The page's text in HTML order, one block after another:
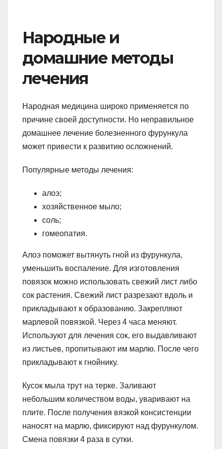
Народные и
домашние методы
лечения
Народная медицина широко применяется по
причине своей доступности. Но неправильное
домашнее лечение болезненного фурункула
может привести к развитию осложнений.
Популярные методы лечения:
алоэ;
хозяйственное мыло;
соль;
гомеопатия.
Алоэ поможет вытянуть гной из фурункула,
уменьшить воспаление. Для изготовления
повязок можно использовать свежий лист либо
сок растения. Свежий лист разрезают вдоль и
прикладывают к образованию. Закрепляют
марлевой повязкой. Через 4 часа меняют.
Используют для лечения сок, его выдавливают
из листьев, пропитывают им марлю. После чего
прикладывают к гнойнику.
Кусок мыла трут на терке. Заливают
небольшим количеством воды, уваривают на
плите. После получения вязкой консистенции
наносят на марлю, фиксируют над фурункулом.
Смена повязки 4 раза в сутки.